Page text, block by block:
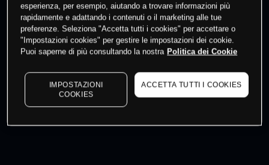
Log into see latest market data
esperienza, per esempio, aiutando a trovare informazioni più
rapidamente e adattando i contenuti o il marketing alle tue
preferenze. Seleziona "Accetta tutti i cookies" per accettare o
"Impostazioni cookies" per gestire le impostazioni dei cookie.
Puoi saperne di più consultando la nostra Politica dei Cookie
IMPOSTAZIONI
COOKIES
ACCETTA TUTTI I COOKIES